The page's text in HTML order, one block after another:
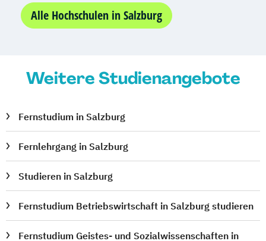
Personalmanagement und -verrechnung
Personalverrechnung
Projekt- und Prozessmanagement
Moderation und Coaching
Psychologie (Angewandte)
Qualitäts- und Risikomanagement
Radsport-Management
Radsport-Management (Internationales)
Rechnungs- und Finanzwesen
Alle Hochschulen in Salzburg
Weitere Studienangebote
Fernstudium in Salzburg
Fernlehrgang in Salzburg
Studieren in Salzburg
Fernstudium Betriebswirtschaft in Salzburg studieren
Fernstudium Geistes- und Sozialwissenschaften in